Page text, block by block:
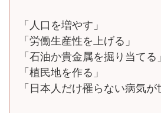
「人口を増やす」
「労働生産性を上げる」
「石油か貴金属を掘り当てる」
「植民地を作る」
「日本人だけ罹らない病気が